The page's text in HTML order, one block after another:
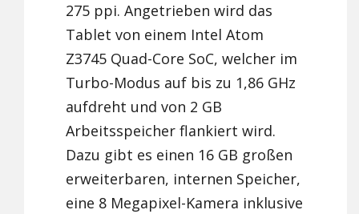
275 ppi. Angetrieben wird das
Tablet von einem Intel Atom
Z3745 Quad-Core SoC, welcher im
Turbo-Modus auf bis zu 1,86 GHz
aufdreht und von 2 GB
Arbeitsspeicher flankiert wird.
Dazu gibt es einen 16 GB großen
erweiterbaren, internen Speicher,
eine 8 Megapixel-Kamera inklusive